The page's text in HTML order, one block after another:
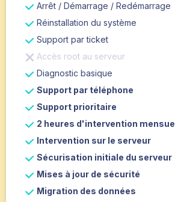
Arrêt / Démarrage / Redémarrage
Réinstallation du système
Support par ticket
Accès root au serveur
Diagnostic basique
Support par téléphone
Support prioritaire
2 heures d'intervention
Intervention sur le serveur
Sécurisation initiale du serveur
Mises à jour de sécurité
Migration des données